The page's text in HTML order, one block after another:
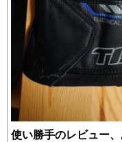
使い勝手のレビュー